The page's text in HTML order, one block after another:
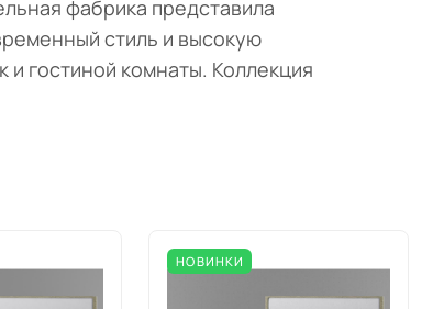
фабрика представила
стиль и высокую
гостиной комнаты. Коллекция
НОВИНКИ